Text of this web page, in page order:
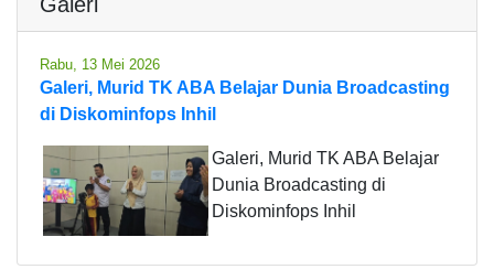
Rabu, 13 Mei 2026
Galeri, Murid TK ABA Belajar Dunia Broadcasting
di Diskominfops Inhil
Galeri, Murid TK ABA Belajar
Dunia Broadcasting di
Diskominfops Inhil